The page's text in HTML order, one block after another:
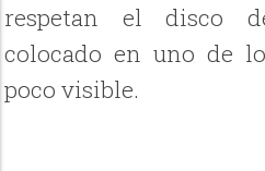
respetan el disco
colocado en uno de
poco visible.